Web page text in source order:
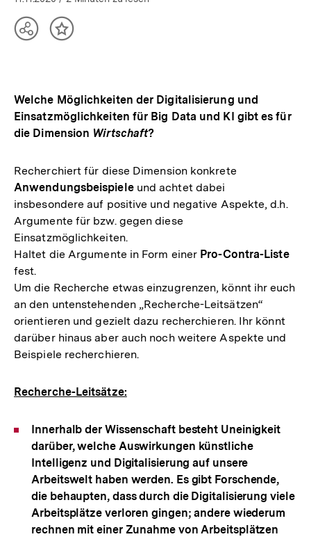
TeilenInhalt
Welche Möglichkeiten der Digitalisierung und
Einsatzmöglichkeiten für Big Data und KI gibt es für
die Dimension Wirtschaft?
Recherchiert für diese Dimension konkrete
Anwendungsbeispiele und achtet dabei
insbesondere auf positive und negative Aspekte, d.h.
Argumente für bzw. gegen diese
Einsatzmöglichkeiten.
Haltet die Argumente in Form einer Pro-Contra-Liste
fest.
Um die Recherche etwas einzugrenzen, könnt ihr euch
an den untenstehenden „Recherche-Leitsätzen“
orientieren und gezielt dazu recherchieren. Ihr könnt
darüber hinaus aber auch noch weitere Aspekte und
Beispiele recherchieren.
Recherche-Leitsätze:
Innerhalb der Wissenschaft besteht Uneinigkeit
darüber, welche Auswirkungen künstliche
Intelligenz und Digitalisierung auf unsere
Arbeitswelt haben werden. Es gibt Forschende,
die behaupten, dass durch die Digitalisierung viele
Arbeitsplätze verloren gingen; andere wiederum
rechnen mit einer Zunahme von Arbeitsplätzen